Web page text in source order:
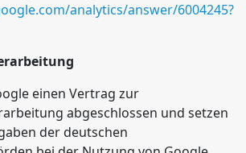
analytics/answer/6004245?
einen Vertrag zur
abgeschlossen und setzen
der deutschen